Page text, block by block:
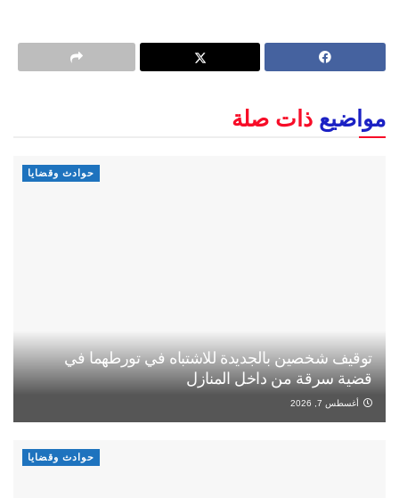
مواضيع ذات صلة
حوادث وقضايا
توقيف شخصين بالجديدة للاشتباه في تورطهما في
قضية سرقة من داخل المنازل
أغسطس 7, 2026
حوادث وقضايا